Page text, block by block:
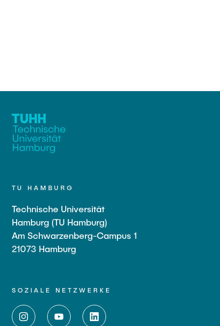
TU HAMBURG
Technische Universität
Hamburg (TU Hamburg)
Am Schwarzenberg-Campus 1
21073 Hamburg
SOZIALE NETZWERKE